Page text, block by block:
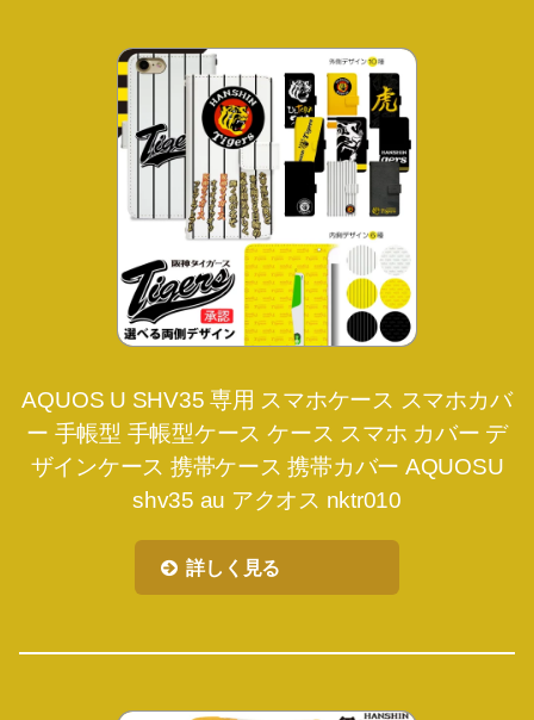
AQUOS U SHV35 専用 スマホケース スマホカバ
ー 手帳型 手帳型ケース ケース スマホ カバー デ
ザインケース 携帯ケース 携帯カバー AQUOSU
shv35 au アクオス nktr010
詳しく見る